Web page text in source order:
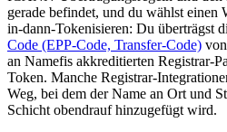
gerade befindet, und du wählst einen
in-dann-Tokenisieren: Du überträgst
Code (EPP-Code, Transfer-Code)
an Namefis akkreditierten Registrar-
Token. Manche Registrar-
Weg, bei dem der Name an Ort und
Schicht obendrauf hinzugefügt wird.